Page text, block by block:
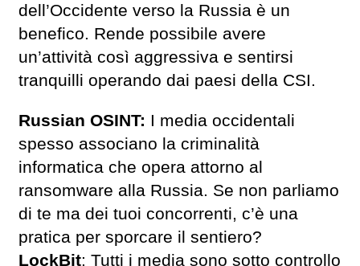
dell’Occidente verso la Russia è un
benefico. Rende possibile avere
un’attività così aggressiva e sentirsi
tranquilli operando dai paesi della CSI.
Russian OSINT: I media occidentali
spesso associano la criminalità
informatica che opera attorno al
ransomware alla Russia. Se non parliamo
di te ma dei tuoi concorrenti, c’è una
pratica per sporcare il sentiero?
LockBit: Tutti i media sono sotto controllo